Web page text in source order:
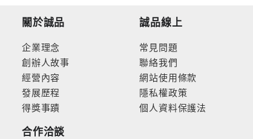
關於誠品
企業理念
創辦人故事
經營內容
發展歷程
得獎事蹟
合作洽談
誠品線上
常見問題
聯絡我們
網站使用條款
隱私權政策
個人資料保護法